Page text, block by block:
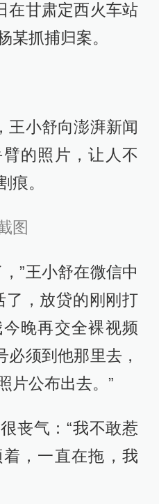
在甘肃定西火车站
某抓捕归案。
王小舒向澎湃新闻
的照片，让人不
痕。
图
”王小舒在微信中
了，放贷的刚刚打
晚再交全裸视频
须到他那里去，
片公布出去。”
丧气：“我不敢惹
，一直在拖，我